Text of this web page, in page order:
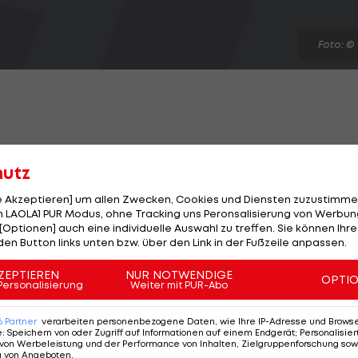
Foto: ©
Stammklub Linz AG Froschberg, bei dem sie bis
Das verkündet der oberösterreichische Verein
Verein SV Kolbermoor.
der Ex-Europameisterin wurde indes
Olympischen Spiele auf 2021. Für den
erfolgreich qualifiziert.
Akzeptieren] um allen Zwecken, Cookies und Diensten
PUR Modus, ohne Tracking uns Peronsalisierung von
auch eine individuelle Auswahl zu treffen. Sie können
Button links unten bzw. über den Link in der Fußzeile anpassen.
NUR NOTWENDIGE
Weiter mit PUR-Abo
Partner verarbeiten personenbezogene Daten, wie Ihre IP-Adresse und
: Speichern von oder Zugriff auf Informationen auf einem Endgerät;
Werbeleistung und der Performance von Inhalten, Zielgruppenforschung
von Angeboten